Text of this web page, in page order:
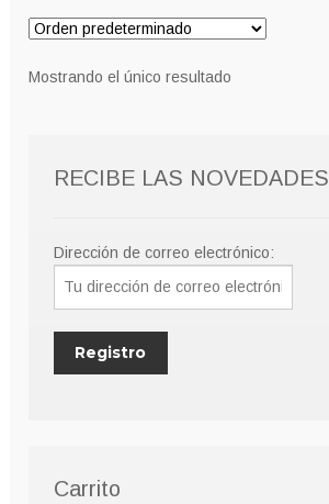
Mostrando el único resultado
RECIBE LAS NOVEDADES
Dirección de correo electrónico:
Carrito